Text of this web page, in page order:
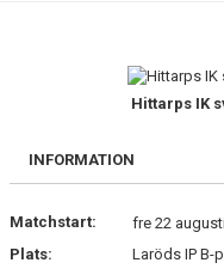
DOKUMENT
Hittarps IK
INFORMATION
Matchstart:
fre 22
Plats:
Laröds IP B-